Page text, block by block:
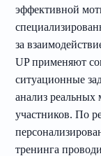
эффективной
за
UP применяют
ситуационные
анализ реальных
участников. По
тренинга